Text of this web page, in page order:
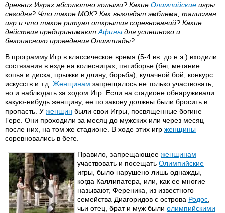
древних Играх абсолютно голыми? Какие Олимпийские игры
сегодня? Что такое МОК? Как выглядят эмблема, талисман
игр и что такое ритуал открытия соревнований? Какие
действия предпринимают Афины для успешного и
безопасного проведения Олимпиады?
В программу Игр в классическое время (5-4 вв. до н.э.) входили
состязания в езде на колесницах, пятиборье (бег, метание
копья и диска, прыжки в длину, борьба), кулачной бой, конкурс
искусств и т.д. Женщинам запрещалось не только участвовать,
но и наблюдать за ходом Игр. Если на стадионе обнаруживали
какую-нибудь женщину, ее по закону должны были бросить в
пропасть. У женщин были свои Игры, посвященные богине
Гере. Они проходили за месяц до мужских или через месяц
после них, на том же стадионе. В ходе этих игр женщины
соревновались в беге.
Правило, запрещающее женщинам
участвовать и посещать Олимпийские
игры, было нарушено лишь однажды,
когда Каллипатера, или, как ее многие
называют, Ференика, из известного
семейства Диагоридов с острова Родос
чьи отец, брат и муж были олимпийскими